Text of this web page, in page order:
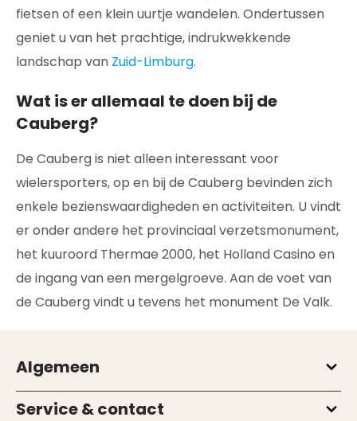
fietsen of een klein uurtje wandelen. Ondertussen
geniet u van het prachtige, indrukwekkende
landschap van Zuid-Limburg.
Wat is er allemaal te doen bij de
Cauberg?
De Cauberg is niet alleen interessant voor
wielersporters, op en bij de Cauberg bevinden zich
enkele bezienswaardigheden en activiteiten. U vindt
er onder andere het provinciaal verzetsmonument,
het kuuroord Thermae 2000, het Holland Casino en
de ingang van een mergelgroeve. Aan de voet van
de Cauberg vindt u tevens het monument De Valk.
Algemeen
Service & contact